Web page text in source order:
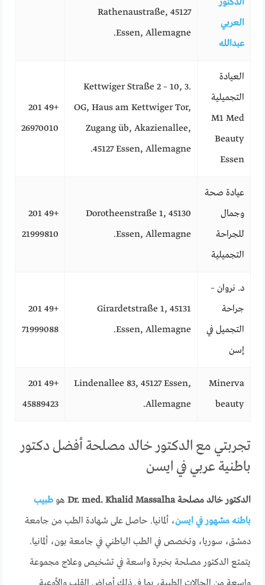
الدكتور
العربي
عبدالله
Rathenaustraße, 45127
Essen, Allemagne.
العيادة
التجميلية
M1 Med
Beauty
Essen
Kettwiger Straße 2 – 10, 3.
OG, Haus am Kettwiger Tor,
Zugang üb, Akazienallee,
45127 Essen, Allemagne.
+49 201
26970010
عيادة صحة
وجمال
للجراحة
التجميلية
Dorotheenstraße 1, 45130
Essen, Allemagne.
+49 201
21999810
د. نروان –
جراحة
التجميل في
إسن
Girardetstraße 1, 45131
Essen, Allemagne.
+49 201
71999088
Minerva
beauty
Lindenallee 83, 45127 Essen,
Allemagne.
+49 201
45889423
تجربتي مع الدكتور خالد مصلحة أفضل دكتور
باطنية عربي في ايسن
الدكتور خالد مصلحة Dr. med. Khalid Massalha هوطبيب
باطنه مشهور في ايسن، ألمانيا. حاصل على شهادة الطب من جامعة
دمشق، سوريا، وتخصص في الطب الباطني في جامعة بون، ألمانيا.
يتمتع الدكتور مصلحة بخبرة واسعة في تشخيص وعلاج مجموعة